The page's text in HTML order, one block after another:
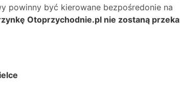
powinny być kierowane bezpośredonie na
Otoprzychodnie.pl nie zostaną